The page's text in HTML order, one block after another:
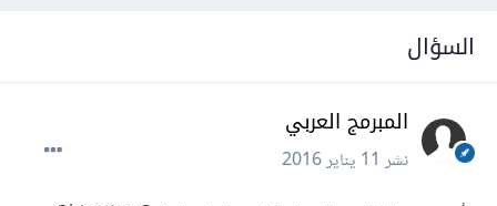
السؤال
المبرمج العربي
نشر11 يناير 2016